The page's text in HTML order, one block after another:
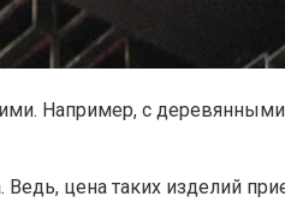
Например, с
цена таких изделий